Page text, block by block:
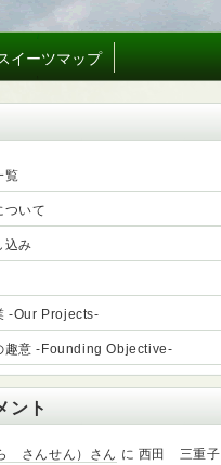
イーツマップ
覧
ついて
込み
-Our Projects-
趣意 -Founding Objective-
ント
さんせん）さん に 西田 三重子